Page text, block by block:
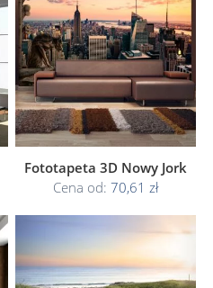
Fototapeta 3D Nowy Jork
Cena od: 70,61 zł